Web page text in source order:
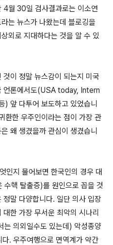
4월 30일 검사결과로는 이소연
는 뉴스가 나왔는데 블로깅을
외로 지대하다는 것을 알 수 있
이 정말 뉴스감이 되는지 미국
언론에서도(USA today, Intern
앞 다투어 보도하고 있었습니
환한 우주인이라는 점이 가장 관
왜 생겼을까 관심이 생겼습니
인지 물어보면 한국인의 경우 대
수핵 탈출증)를 원인으로 꼽을 것
말 다양합니다. 일단 의사 입장
한 가장 무서운 최악의 시나리
는 의외일수도 있는데) 악성종양
. 우주여행으로 면역계가 약간